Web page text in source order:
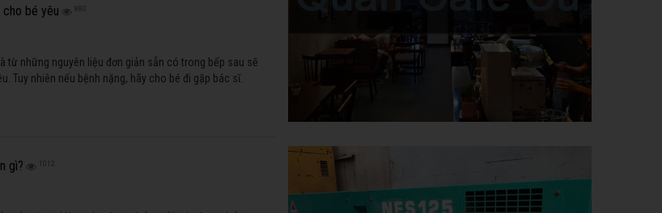
bé yêu 880
từ những nguyên liệu đơn giản sẵn có trong bếp sau sẽ
Tuy nhiên nếu bệnh nặng, hãy cho bé đi gặp bác sĩ.
gì?